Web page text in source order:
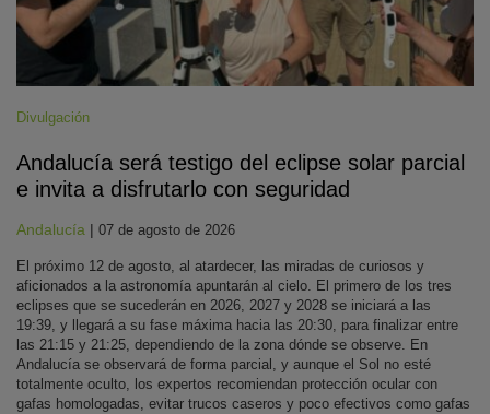
Divulgación
Andalucía será testigo del eclipse solar parcial
e invita a disfrutarlo con seguridad
Andalucía | 07 de agosto de 2026
El próximo 12 de agosto, al atardecer, las miradas de curiosos y
aficionados a la astronomía apuntarán al cielo. El primero de los tres
eclipses que se sucederán en 2026, 2027 y 2028 se iniciará a las
19:39, y llegará a su fase máxima hacia las 20:30, para finalizar entre
las 21:15 y 21:25, dependiendo de la zona dónde se observe. En
Andalucía se observará de forma parcial, y aunque el Sol no esté
totalmente oculto, los expertos recomiendan protección ocular con
gafas homologadas, evitar trucos caseros y poco efectivos como gafas